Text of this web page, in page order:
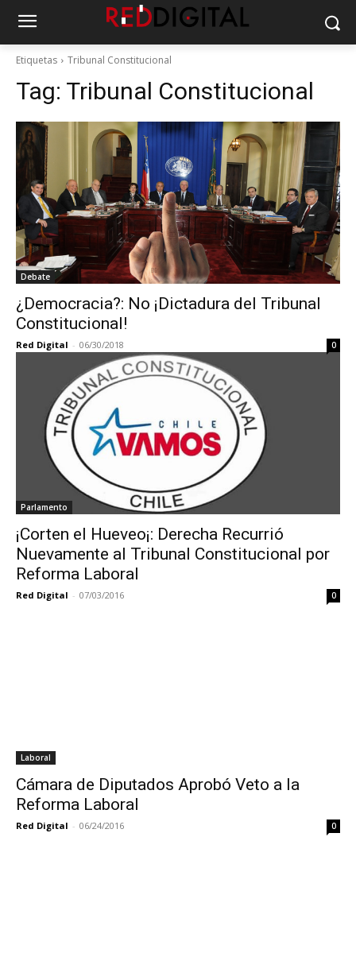
Etiquetas Tribunal Constitucional
Tag: Tribunal Constitucional
Debate
¿Democracia?: No ¡Dictadura del Tribunal
Constitucional!
Red Digital - 06/30/2018 0
Parlamento
¡Corten el Hueveo¡: Derecha Recurrió
Nuevamente al Tribunal Constitucional por
Reforma Laboral
Red Digital - 07/03/2016 0
Laboral
Cámara de Diputados Aprobó Veto a la
Reforma Laboral
Red Digital - 06/24/2016 0